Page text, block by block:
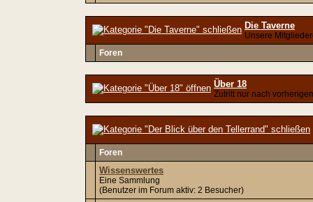
Die Taverne
Unsere
Foren
Über 18
Zutritt nur nach
Foren
Wissenswertes
Eine Sammlung
(Benutzer im Forum aktiv: 2 Besucher)